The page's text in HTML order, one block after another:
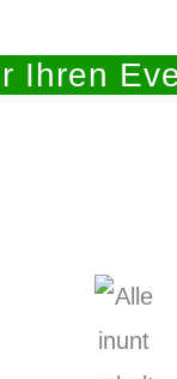
Ihren